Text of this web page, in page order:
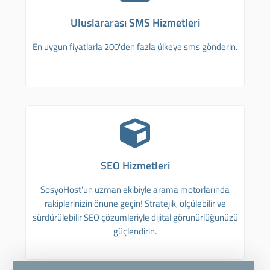
Uluslararası SMS Hizmetleri
En uygun fiyatlarla 200'den fazla ülkeye sms gönderin.
SEO Hizmetleri
SosyoHost’un uzman ekibiyle arama motorlarında
rakiplerinizin önüne geçin! Stratejik, ölçülebilir ve
sürdürülebilir SEO çözümleriyle dijital görünürlüğünüzü
güçlendirin.